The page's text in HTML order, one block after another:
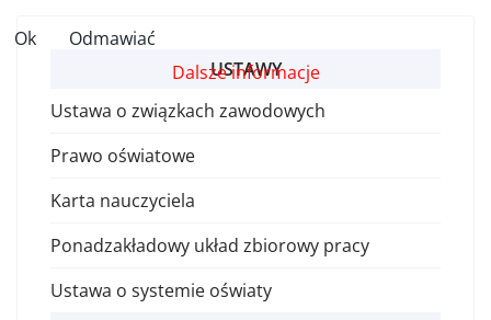
USTAWY
Ustawa o związkach zawodowych
Prawo oświatowe
Karta nauczyciela
Ponadzakładowy układ zbiorowy pracy
Ustawa o systemie oświaty
Ok
Odmawiać
Dalsze informacje